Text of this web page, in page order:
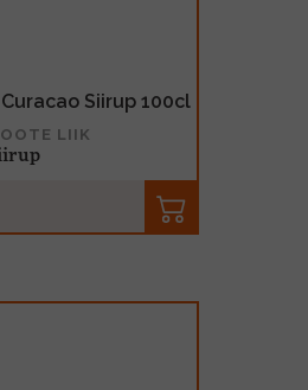
Siirup 100cl
LIIK